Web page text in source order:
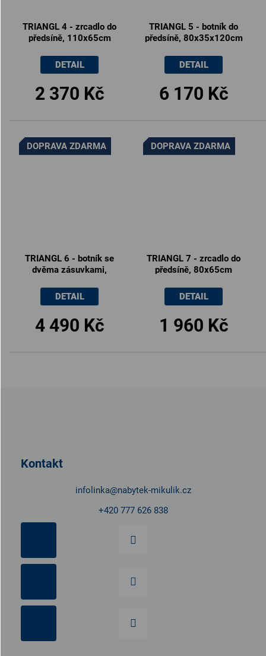
TRIANGL 4 - zrcadlo do
předsíně, 110x65cm
2 370 Kč
DETAIL
TRIANGL 5 - botník do
předsíně, 80x35x120cm
6 170 Kč
DETAIL
DOPRAVA ZDARMA
TRIANGL 6 - botník se
dvěma zásuvkami,
4 490 Kč
DETAIL
DOPRAVA ZDARMA
TRIANGL 7 - zrcadlo do
předsíně, 80x65cm
1 960 Kč
DETAIL
Kontakt
infolinka@nabytek-mikulik.cz
+420 777 626 838